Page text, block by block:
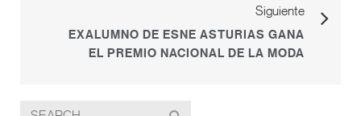
Siguiente
EXALUMNO DE ESNE ASTURIAS GANA
EL PREMIO NACIONAL DE LA MODA